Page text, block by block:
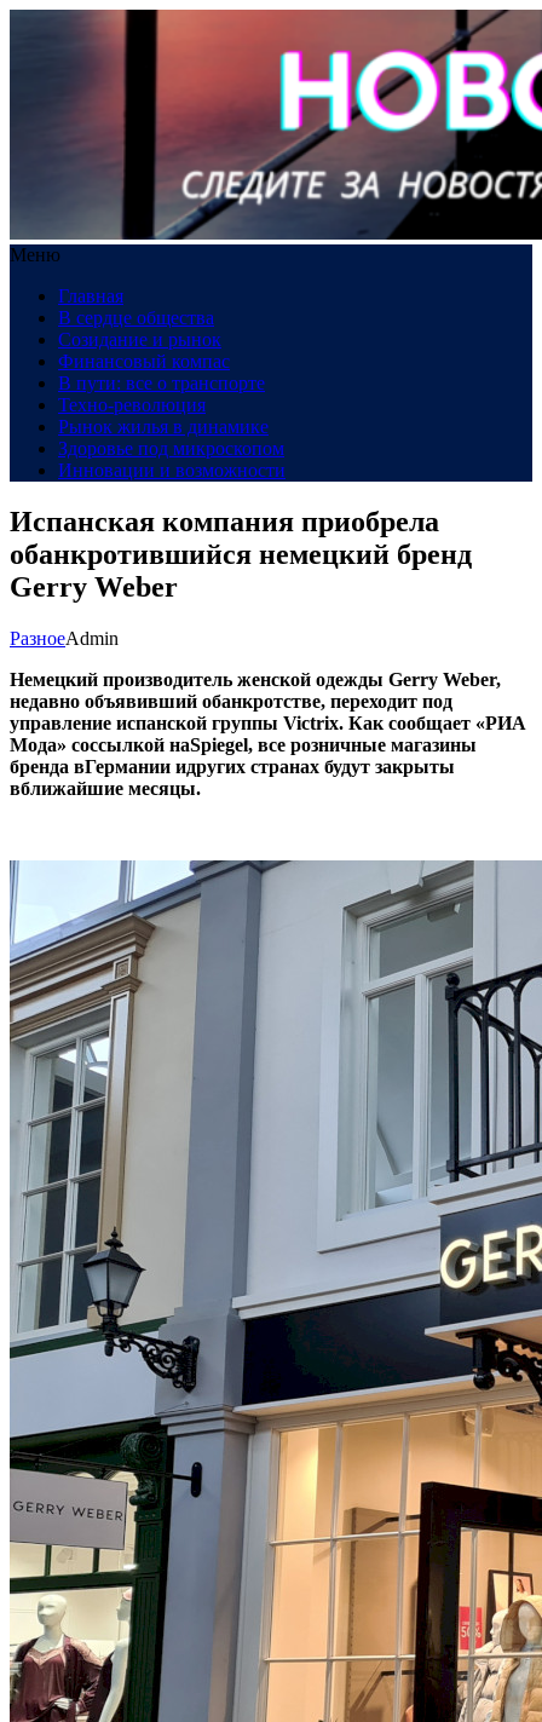
Меню
Главная
В сердце общества
Созидание и рынок
Финансовый компас
В пути: все о транспорте
Техно-революция
Рынок жилья в динамике
Здоровье под микроскопом
Инновации и возможности
Испанская компания приобрела
обанкротившийся немецкий бренд
Gerry Weber
РазноеAdmin
Немецкий производитель женской одежды Gerry Weber,
недавно объявивший обанкротстве, переходит под
управление испанской группы Victrix. Как сообщает «РИА
Мода» соссылкой наSpiegel, все розничные магазины
бренда вГермании идругих странах будут закрыты
вближайшие месяцы.